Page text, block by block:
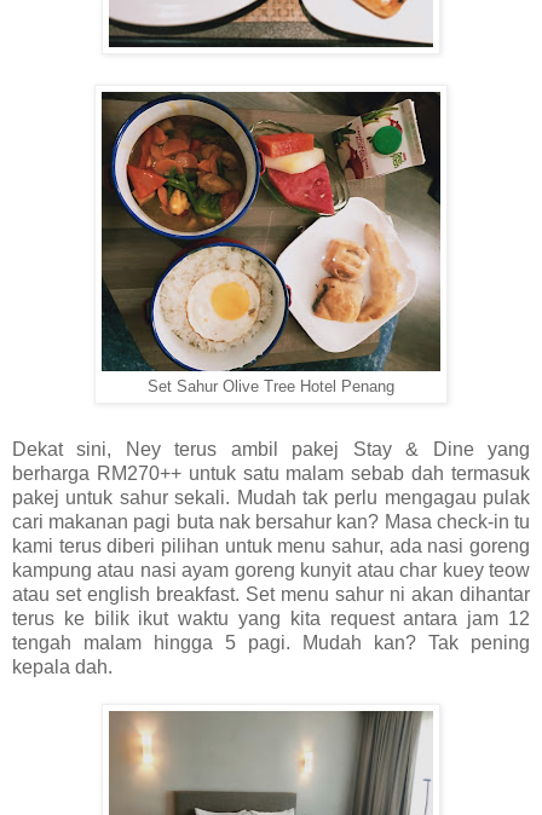
Set Sahur Olive Tree Hotel Penang
Dekat sini, Ney terus ambil pakej Stay & Dine yang
berharga RM270++ untuk satu malam sebab dah termasuk
pakej untuk sahur sekali. Mudah tak perlu mengagau pulak
cari makanan pagi buta nak bersahur kan? Masa check-in tu
kami terus diberi pilihan untuk menu sahur, ada nasi goreng
kampung atau nasi ayam goreng kunyit atau char kuey teow
atau set english breakfast. Set menu sahur ni akan dihantar
terus ke bilik ikut waktu yang kita request antara jam 12
tengah malam hingga 5 pagi. Mudah kan? Tak pening
kepala dah.